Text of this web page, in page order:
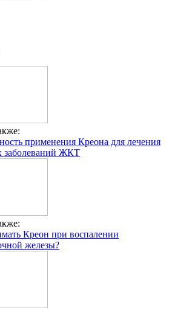
применения Креона для лечения
заболеваний ЖКТ
Креон при воспалении
железы?